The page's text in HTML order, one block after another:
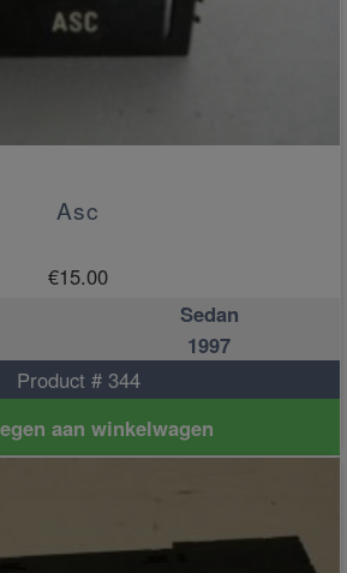
Asc
€15.00
Sedan
1997
Product # 344
aan winkelwagen